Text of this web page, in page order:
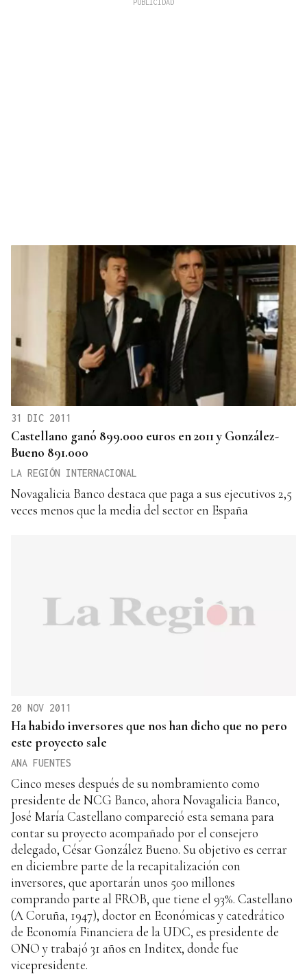
31 DIC 2011
Castellano ganó 899.000 euros en 2011 y González-
Bueno 891.000
LA REGIÓN INTERNACIONAL
Novagalicia Banco destaca que paga a sus ejecutivos 2,5
veces menos que la media del sector en España
20 NOV 2011
Ha habido inversores que nos han dicho que no pero
este proyecto sale
ANA FUENTES
Cinco meses después de su nombramiento como
presidente de NCG Banco, ahora Novagalicia Banco,
José María Castellano compareció esta semana para
contar su proyecto acompañado por el consejero
delegado, César González Bueno. Su objetivo es cerrar
en diciembre parte de la recapitalización con
inversores, que aportarán unos 500 millones
comprando parte al FROB, que tiene el 93%. Castellano
(A Coruña, 1947), doctor en Económicas y catedrático
de Economía Financiera de la UDC, es presidente de
ONO y trabajó 31 años en Inditex, donde fue
vicepresidente.